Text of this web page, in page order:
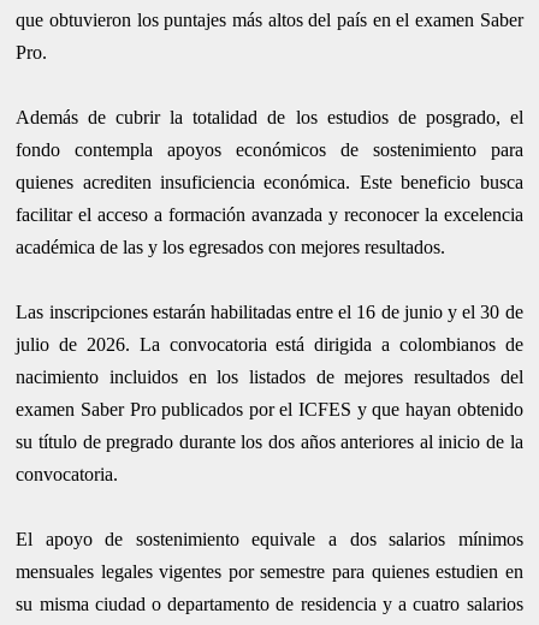
que obtuvieron los puntajes más altos del país en el examen Saber
Pro.
Además de cubrir la totalidad de los estudios de posgrado, el
fondo contempla apoyos económicos de sostenimiento para
quienes acrediten insuficiencia económica. Este beneficio busca
facilitar el acceso a formación avanzada y reconocer la excelencia
académica de las y los egresados con mejores resultados.
Las inscripciones estarán habilitadas entre el 16 de junio y el 30 de
julio de 2026. La convocatoria está dirigida a colombianos de
nacimiento incluidos en los listados de mejores resultados del
examen Saber Pro publicados por el ICFES y que hayan obtenido
su título de pregrado durante los dos años anteriores al inicio de la
convocatoria.
El apoyo de sostenimiento equivale a dos salarios mínimos
mensuales legales vigentes por semestre para quienes estudien en
su misma ciudad o departamento de residencia y a cuatro salarios